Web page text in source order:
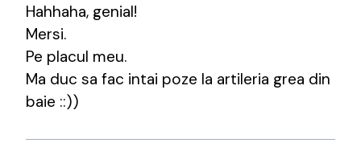
Hahhaha, genial!
Mersi.
Pe placul meu.
Ma duc sa fac intai poze la artileria grea din
baie ::))